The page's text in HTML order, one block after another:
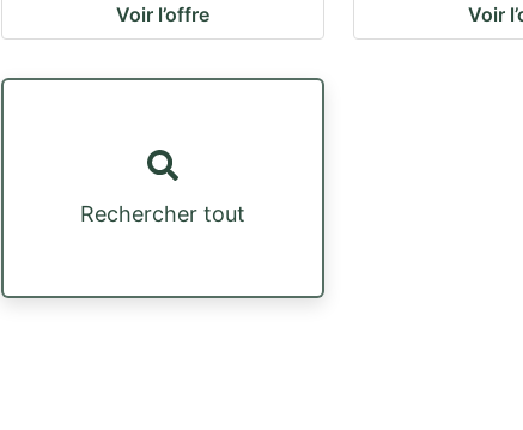
Voir l’offre Voir
Rechercher tout